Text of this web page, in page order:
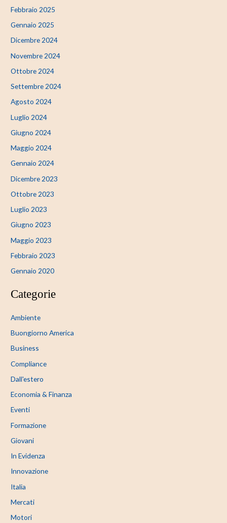
Febbraio 2025
Gennaio 2025
Dicembre 2024
Novembre 2024
Ottobre 2024
Settembre 2024
Agosto 2024
Luglio 2024
Giugno 2024
Maggio 2024
Gennaio 2024
Dicembre 2023
Ottobre 2023
Luglio 2023
Giugno 2023
Maggio 2023
Febbraio 2023
Gennaio 2020
Categorie
Ambiente
Buongiorno America
Business
Compliance
Dall'estero
Economia & Finanza
Eventi
Formazione
Giovani
In Evidenza
Innovazione
Italia
Mercati
Motori